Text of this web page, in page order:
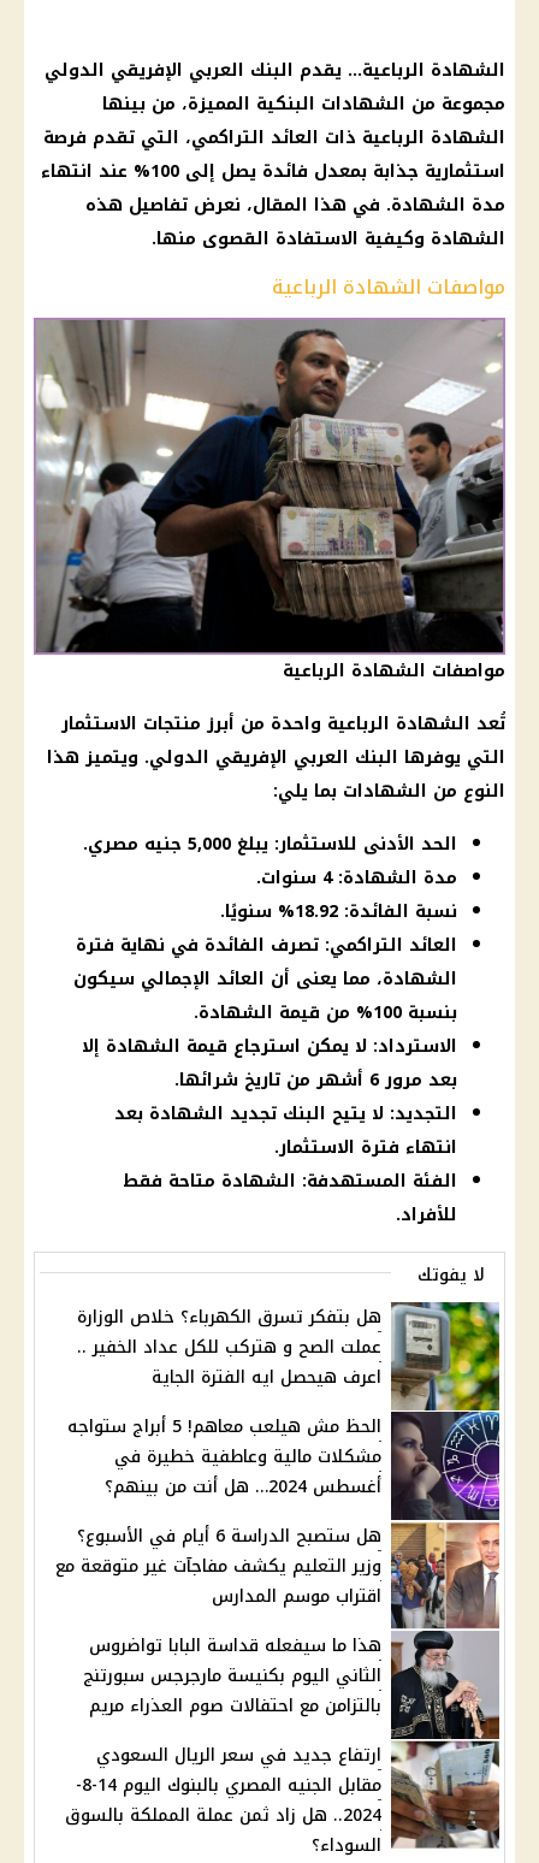
الشهادة الرباعية… يقدم البنك العربي الإفريقي الدولي
مجموعة من الشهادات البنكية المميزة، من بينها
الشهادة الرباعية ذات العائد التراكمي، التي تقدم فرصة
استثمارية جذابة بمعدل فائدة يصل إلى 100% عند انتهاء
مدة الشهادة. في هذا المقال، نعرض تفاصيل هذه
الشهادة وكيفية الاستفادة القصوى منها.
مواصفات الشهادة الرباعية
مواصفات الشهادة الرباعية
تُعد الشهادة الرباعية واحدة من أبرز منتجات الاستثمار
التي يوفرها البنك العربي الإفريقي الدولي. ويتميز هذا
النوع من الشهادات بما يلي:
الحد الأدنى للاستثمار: يبلغ 5,000 جنيه مصري.
مدة الشهادة: 4 سنوات.
نسبة الفائدة: 18.92% سنويًا.
العائد التراكمي: تصرف الفائدة في نهاية فترة
الشهادة، مما يعنى أن العائد الإجمالي سيكون
بنسبة 100% من قيمة الشهادة.
الاسترداد: لا يمكن استرجاع قيمة الشهادة إلا
بعد مرور 6 أشهر من تاريخ شرائها.
التجديد: لا يتيح البنك تجديد الشهادة بعد
انتهاء فترة الاستثمار.
الفئة المستهدفة: الشهادة متاحة فقط
للأفراد.
لا يفوتك
هل بتفكر تسرق الكهرباء؟ خلاص الوزارة
عملت الصح و هتركب للكل عداد الخفير ..
اعرف هيحصل ايه الفترة الجاية
الحظ مش هيلعب معاهم! 5 أبراج ستواجه
مشكلات مالية وعاطفية خطيرة في
أغسطس 2024… هل أنت من بينهم؟
هل ستصبح الدراسة 6 أيام في الأسبوع؟
وزير التعليم يكشف مفاجآت غير متوقعة مع
اقتراب موسم المدارس
هذا ما سيفعله قداسة البابا تواضروس
الثاني اليوم بكنيسة مارجرجس سبورتنج
بالتزامن مع احتفالات صوم العذراء مريم
ارتفاع جديد في سعر الريال السعودي
مقابل الجنيه المصري بالبنوك اليوم 14-8-
2024.. هل زاد ثمن عملة المملكة بالسوق
السوداء؟